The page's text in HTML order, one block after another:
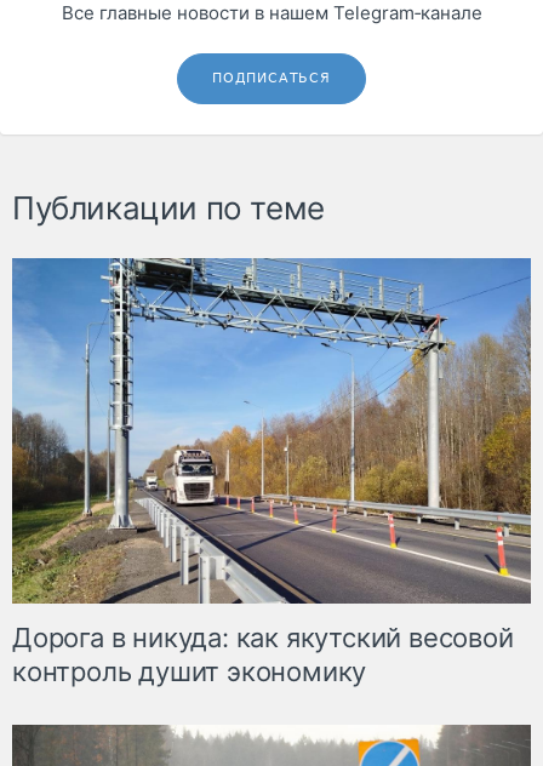
Все главные новости в нашем Telegram‑канале
ПОДПИСАТЬСЯ
Публикации по теме
Дорога в никуда: как якутский весовой
контроль душит экономику